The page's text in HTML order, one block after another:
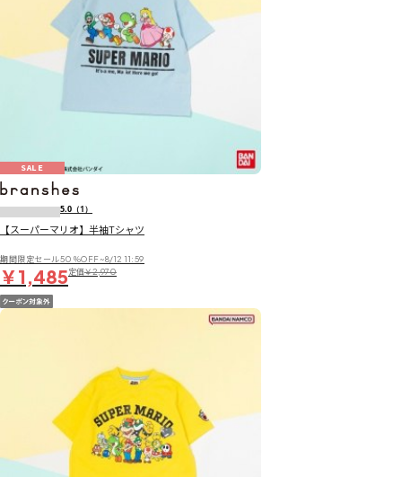
SALE
5.0 （1）
【スーパーマリオ】半袖Tシャツ
期間限定セール50％OFF~8/12 11:59
￥1,485定価￥2,970